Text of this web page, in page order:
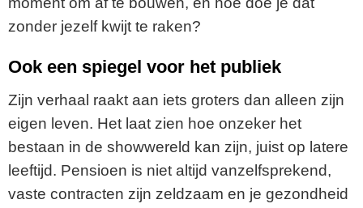
zonder jezelf kwijt te raken?
Ook een spiegel voor het publiek
Zijn verhaal raakt aan iets groters dan alleen zijn
eigen leven. Het laat zien hoe onzeker het
bestaan in de showwereld kan zijn, juist op latere
leeftijd. Pensioen is niet altijd vanzelfsprekend,
vaste contracten zijn zeldzaam en je gezondheid